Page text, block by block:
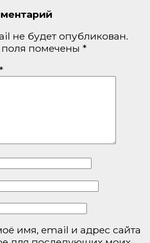
не будет опубликован.
помечены *
*
имя, email и адрес сайта